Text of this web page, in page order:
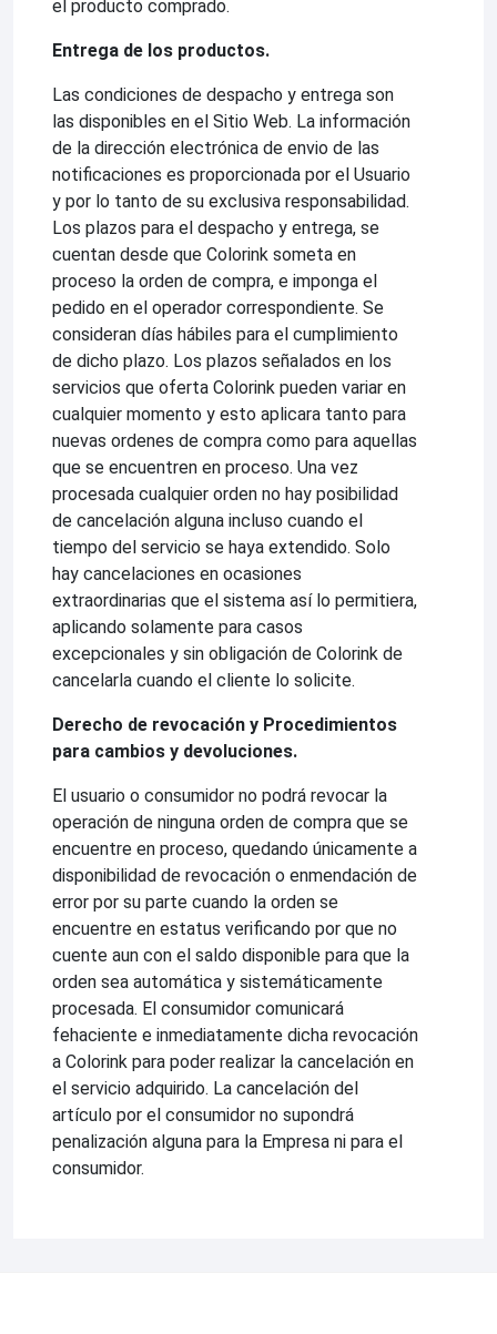
el producto comprado.
Entrega de los productos.
Las condiciones de despacho y entrega son
las disponibles en el Sitio Web. La información
de la dirección electrónica de envio de las
notificaciones es proporcionada por el Usuario
y por lo tanto de su exclusiva responsabilidad.
Los plazos para el despacho y entrega, se
cuentan desde que Colorink someta en
proceso la orden de compra, e imponga el
pedido en el operador correspondiente. Se
consideran días hábiles para el cumplimiento
de dicho plazo. Los plazos señalados en los
servicios que oferta Colorink pueden variar en
cualquier momento y esto aplicara tanto para
nuevas ordenes de compra como para aquellas
que se encuentren en proceso. Una vez
procesada cualquier orden no hay posibilidad
de cancelación alguna incluso cuando el
tiempo del servicio se haya extendido. Solo
hay cancelaciones en ocasiones
extraordinarias que el sistema así lo permitiera,
aplicando solamente para casos
excepcionales y sin obligación de Colorink de
cancelarla cuando el cliente lo solicite.
Derecho de revocación y Procedimientos
para cambios y devoluciones.
El usuario o consumidor no podrá revocar la
operación de ninguna orden de compra que se
encuentre en proceso, quedando únicamente a
disponibilidad de revocación o enmendación de
error por su parte cuando la orden se
encuentre en estatus verificando por que no
cuente aun con el saldo disponible para que la
orden sea automática y sistemáticamente
procesada. El consumidor comunicará
fehaciente e inmediatamente dicha revocación
a Colorink para poder realizar la cancelación en
el servicio adquirido. La cancelación del
artículo por el consumidor no supondrá
penalización alguna para la Empresa ni para el
consumidor.